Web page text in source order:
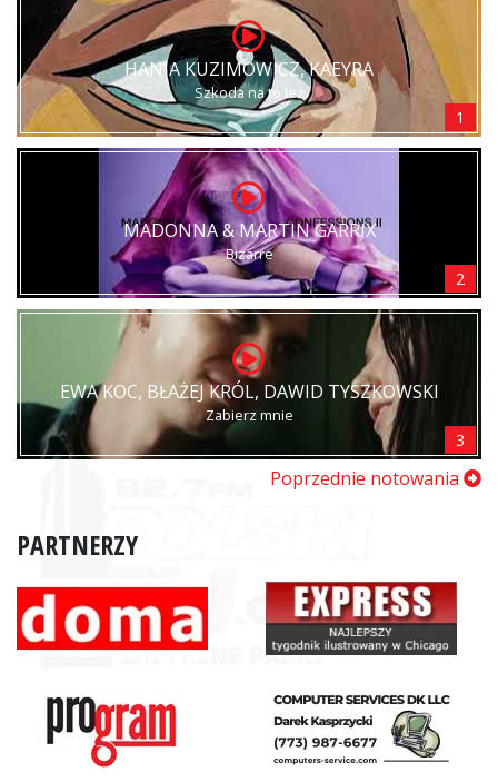
HANIA KUZIMOWICZ, KAEYRA
Szkoda na to łez
1
MADONNA & MARTIN GARRIX
Bizarre
2
EWA KOC, BŁAŻEJ KRÓL, DAWID TYSZKOWSKI
Zabierz mnie
3
Poprzednie notowania
PARTNERZY